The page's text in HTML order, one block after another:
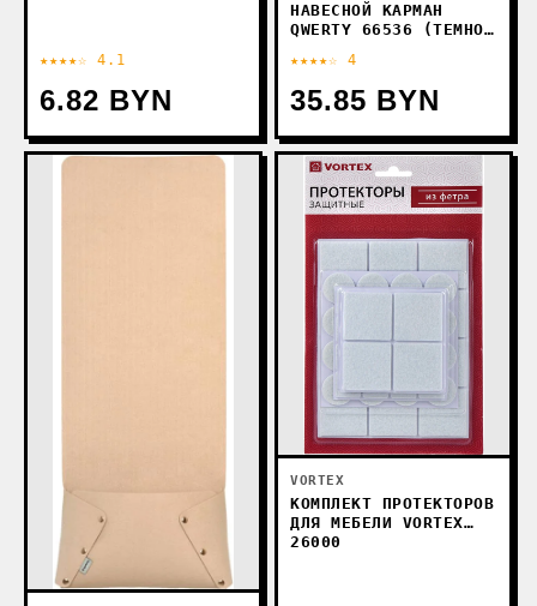
★★★★☆ 4.1
6.82 BYN
НАВЕСНОЙ КАРМАН
QWERTY 66536 (ТЕМНО-
★★★★☆ 4
35.85 BYN
VORTEX
КОМПЛЕКТ ПРОТЕКТОРОВ
ДЛЯ МЕБЕЛИ VORTEX
26000